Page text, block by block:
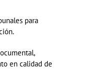
para
en calidad de